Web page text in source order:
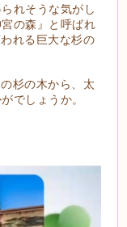
れそうな気がし
の森』と呼ばれ
れる巨大な杉の
杉の木から、太
でしょうか。